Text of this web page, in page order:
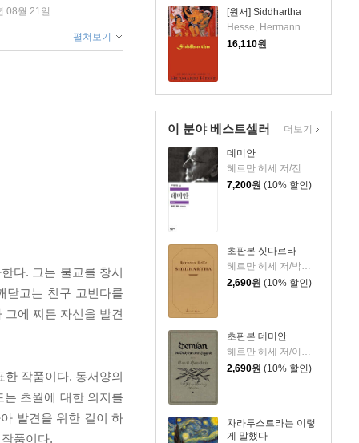
[원서] Siddhartha
Hesse, Hermann
16,110원
이 분야 베스트셀러
데미안
7,200원 (10% 할인)
초판본 싯다르타
헤르만 헤세 저/박진권 역
2,690원 (10% 할인)
초판본 데미안
헤르만 헤세 저/이순학 역
2,690원 (10% 할인)
차라투스트라는 이렇
게 말했다
더보기
08월 21일
펼쳐보기
다. 그는 불교를 창시
닫고는 친구 고빈다를
에 찌든 자신을 발견
작품이다. 동서양의
초월에 대한 의지를
발견을 위한 길이 하
품이다.